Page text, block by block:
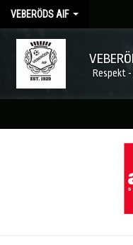
VEBERÖDS AIF
Respekt